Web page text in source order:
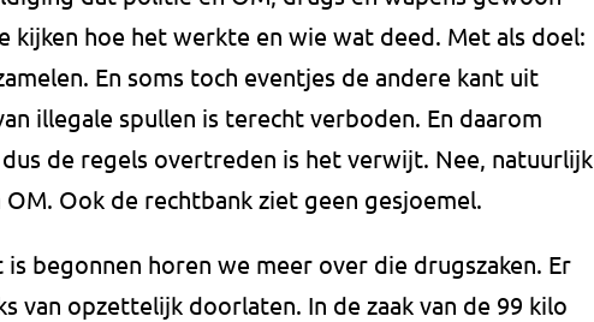
kijken hoe het werkte en wie wat deed. Met als doel:
En soms toch eventjes de andere kant uit
illegale spullen is terecht verboden. En daarom
de regels overtreden is het verwijt. Nee, natuurlijk
Ook de rechtbank ziet geen gesjoemel.
is begonnen horen we meer over die drugszaken. Er
van opzettelijk doorlaten. In de zaak van de 99 kilo